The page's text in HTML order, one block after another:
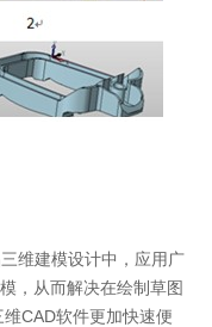
维建模设计中，应用广
，从而解决在绘制草图
CAD软件更加快速便